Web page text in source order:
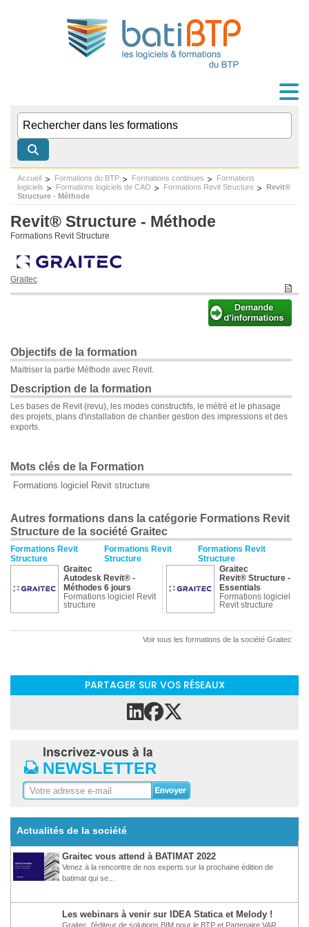
Accueil Formations du BTP Formations continues
Formations
logiciels
Formations logiciels de CAO Formations Revit Structure
Revit®
Structure - Méthode
Revit® Structure - Méthode
Formations Revit Structure
Graitec
Objectifs de la formation
Maitriser la partie Méthode avec Revit.
Description de la formation
Les bases de Revit (revu), les modes constructifs, le métré et le phasage
des projets, plans d'installation de chantier gestion des impressions et des
exports.
Mots clés de la Formation
Formations logiciel Revit structure
Autres formations dans la catégorie Formations Revit
Structure de la société Graitec
Formations Revit
Structure
Formations Revit
Structure
Formations Revit
Structure
Graitec
Autodesk Revit® -
Méthodes 6 jours
Formations logiciel Revit
structure
Graitec
Revit® Structure -
Essentials
Formations logiciel
Revit structure
Voir tous les formations de la société Graitec
PARTAGER SUR VOS RÉSEAUX
Actualités de la société
Graitec vous attend à BATIMAT 2022
Venez à la rencontre de nos experts sur la prochaine édition de
batimat qui se...
Les webinars à venir sur IDEA Statica et Melody !
Graitec, l'éditeur de solutions BIM pour le BTP et Partenaire VAR